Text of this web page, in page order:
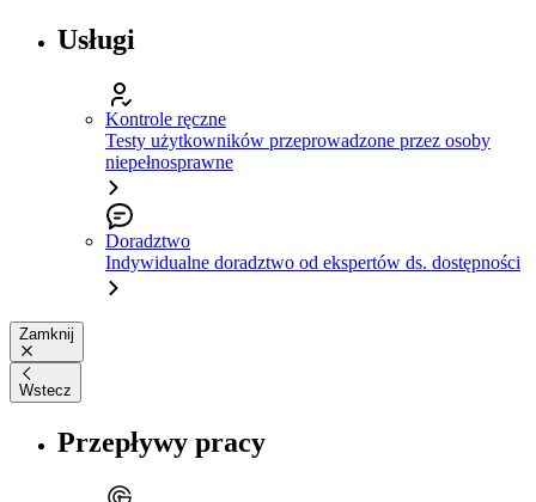
Usługi
Kontrole ręczne
Testy użytkowników przeprowadzone przez osoby
niepełnosprawne
Doradztwo
Indywidualne doradztwo od ekspertów ds. dostępności
Zamknij
Wstecz
Przepływy pracy